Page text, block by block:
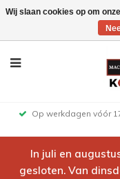
Op werkdagen vóór
In juli en
gesloten. Van
Wij slaan cookies op om